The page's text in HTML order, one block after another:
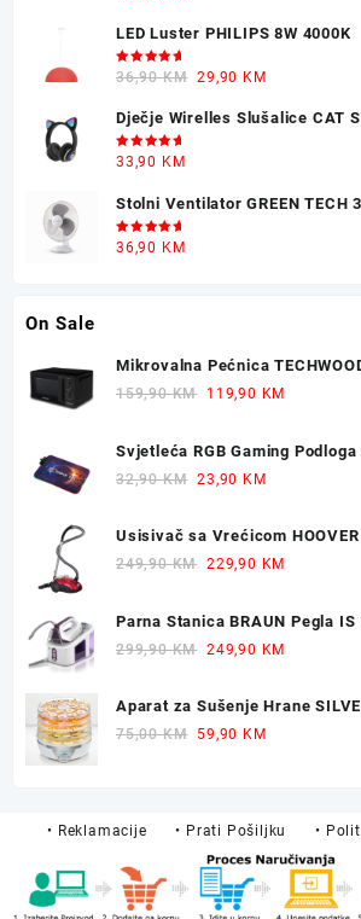
LED Luster PHILIPS 8W 4000K
Ocjenjeno
5.00 od 5
36,90KM Original
was:
29,90 KMCurrent
is:
Dječje Wirelles Slušalice CAT
Ocjenjeno
5.00 od 5
33,90 KM
Stolni Ventilator GREEN TECH
Ocjenjeno
5.00 od 5
36,90 KM
On Sale
Mikrovalna Pećnica
20L
159,90KM
Original
was:
119,90 KM
is:
Svjetleća RGB Gaming
77x30cm
32,90KM Original
was:
23,90 KMCurrent
Usisivač sa Vrećicom HOOVER Telios Plus
700W
249,90KM Original
was:
229,90 KM
is:
Parna Stanica BRAUN Pegla IS
299,90KM Original
was:
249,90 KM
Aparat za Sušenje Hrane
Dehidrator 350W
75,00KM
Original
59,90 KMCurrent
• Reklamacije
• Prati Pošiljku •